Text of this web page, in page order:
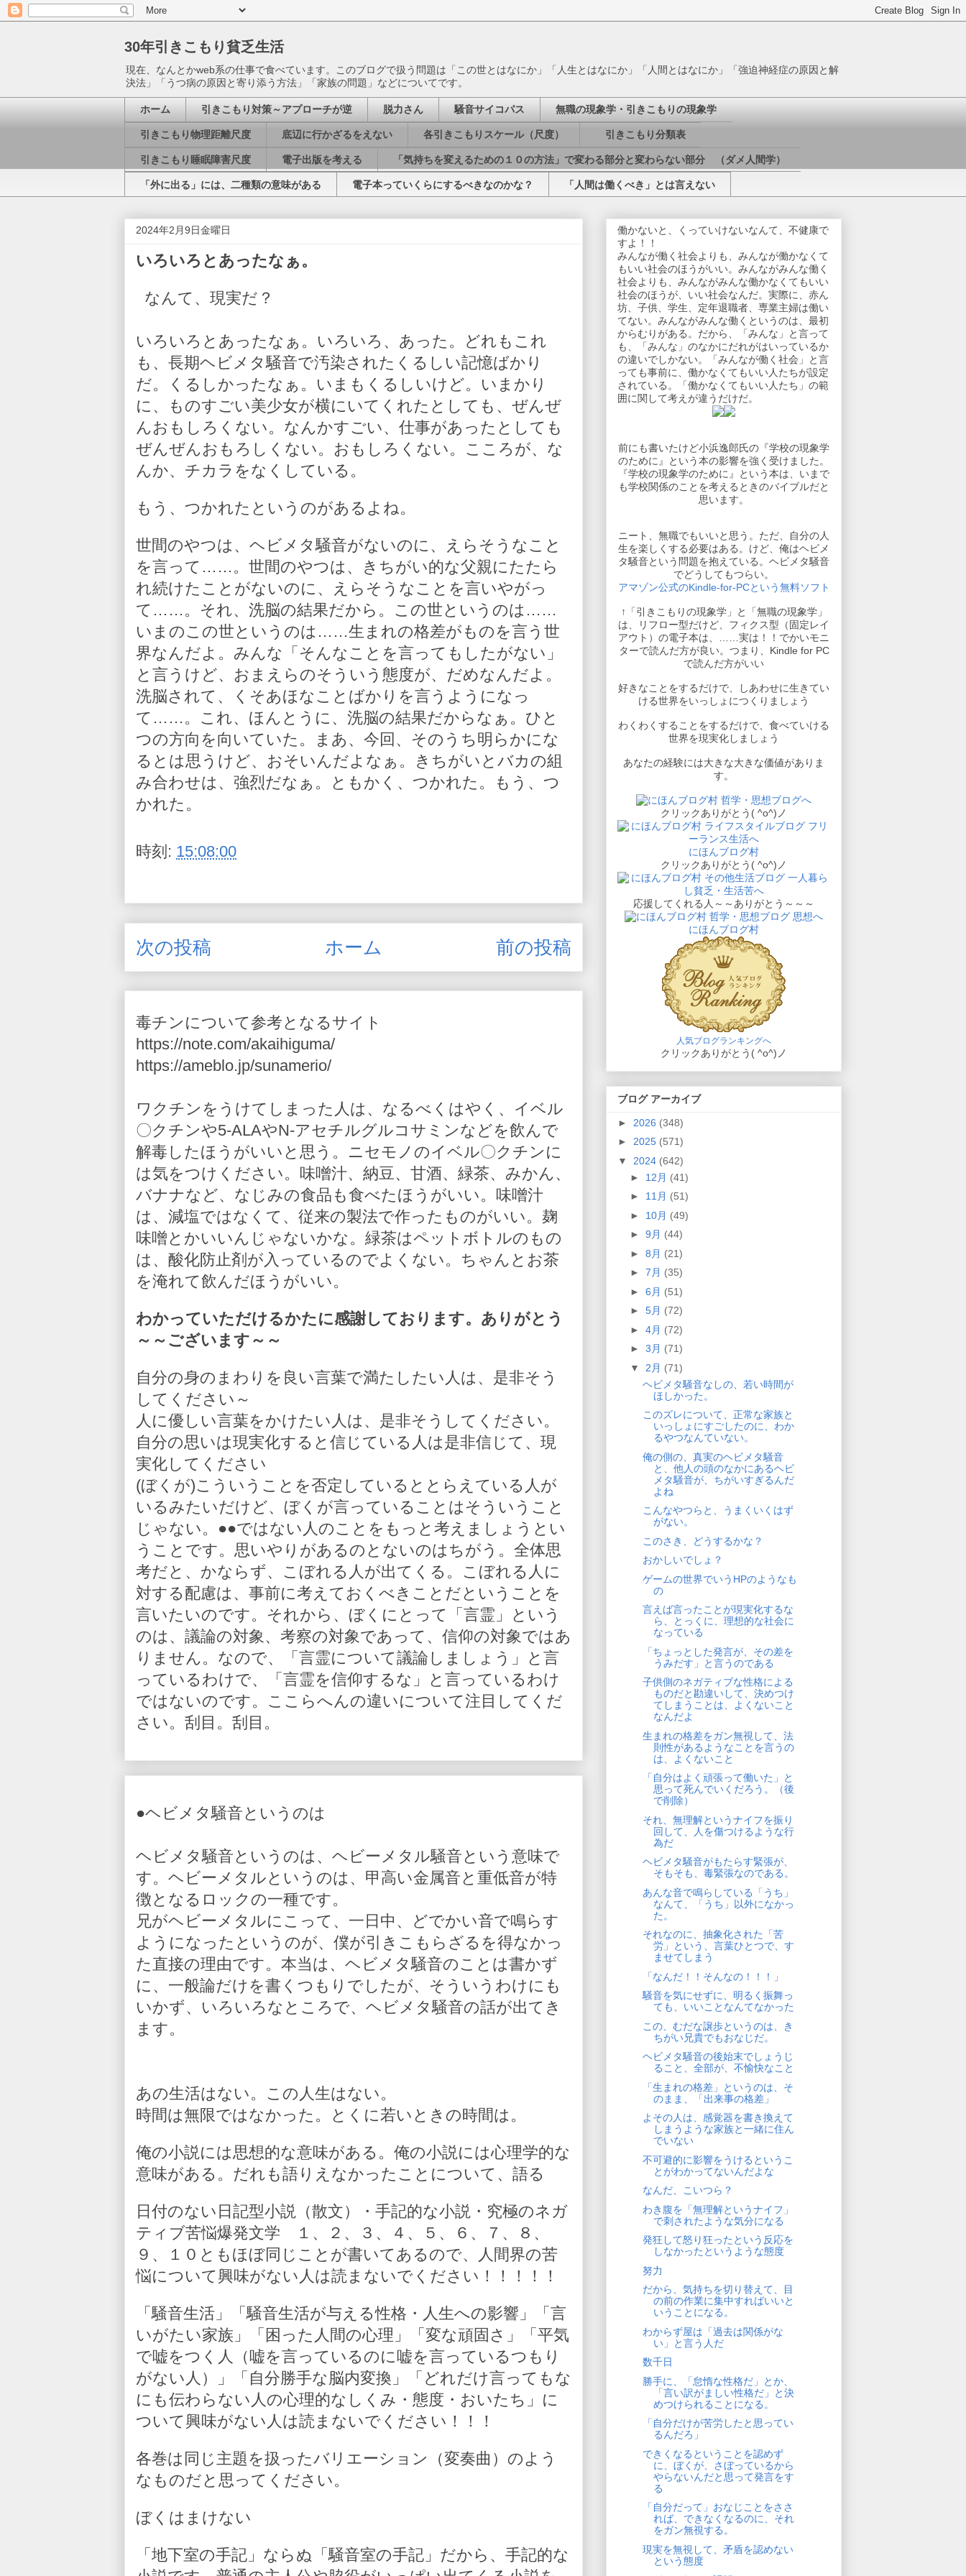
30年引きこもり貧乏生活
現在、なんとかweb系の仕事で食べています。このブログで扱う問題は「この世とはなにか」「人生とはなにか」「人間とはなにか」「強迫神経症の原因と解
決法」「うつ病の原因と寄り添う方法」「家族の問題」などについてです。
ホーム 引きこもり対策～アプローチが逆 脱力さん 騒音サイコパス 無職の現象学・引きこもりの現象学
引きこもり物理距離尺度 底辺に行かざるをえない 各引きこもりスケール（尺度） 引きこもり分類表
引きこもり睡眠障害尺度 電子出版を考える 「気持ちを変えるための１０の方法」で変わる部分と変わらない部分 （ダメ人間学）
「外に出る」には、二種類の意味がある 電子本っていくらにするべきなのかな？ 「人間は働くべき」とは言えない
2024年2月9日金曜日
いろいろとあったなぁ。
なんて、現実だ？
いろいろとあったなぁ。いろいろ、あった。どれもこれ
も、長期ヘビメタ騒音で汚染されたくるしい記憶ばかり
だ。くるしかったなぁ。いまもくるしいけど。いまかり
に、ものすごい美少女が横にいてくれたとしても、ぜんぜ
んおもしろくない。なんかすごい、仕事があったとしても
ぜんぜんおもろしくない。おもしろくない。こころが、な
んか、チカラをなくしている。
もう、つかれたというのがあるよね。
世間のやつは、ヘビメタ騒音がないのに、えらそうなこと
を言って……。世間のやつは、きちがい的な父親にたたら
れ続けたことがないのに、えらそうなことを言いやがっ
て……。それ、洗脳の結果だから。この世というのは……
いまのこの世というのは……生まれの格差がものを言う世
界なんだよ。みんな「そんなことを言ってもしたがない」
と言うけど、おまえらのそういう態度が、だめなんだよ。
洗脳されて、くそあほなことばかりを言うようになっ
て……。これ、ほんとうに、洗脳の結果だからなぁ。ひと
つの方向を向いていた。まあ、今回、そのうち明らかにな
るとは思うけど、おそいんだよなぁ。きちがいとバカの組
み合わせは、強烈だなぁ。ともかく、つかれた。もう、つ
かれた。
時刻: 15:08:00
次の投稿 前の投稿
ホーム
毒チンについて参考となるサイト
https://note.com/akaihiguma/
https://ameblo.jp/sunamerio/
ワクチンをうけてしまった人は、なるべくはやく、イベル
〇クチンや5-ALAやN-アセチルグルコサミンなどを飲んで
解毒したほうがいいと思う。ニセモノのイベル〇クチンに
は気をつけください。味噌汁、納豆、甘酒、緑茶、みかん、
バナナなど、なじみの食品も食べたほうがいい。味噌汁
は、減塩ではなくて、従来の製法で作ったものがいい。麹
味噌とかいいんじゃないかな。緑茶はペットボトルのもの
は、酸化防止剤が入っているのでよくない。ちゃんとお茶
を淹れて飲んだほうがいい。
わかっていただけるかたに感謝しております。ありがとう
～～ございます～～
自分の身のまわりを良い言葉で満たしたい人は、是非そう
してください～
人に優しい言葉をかけたい人は、是非そうしてください。
自分の思いは現実化すると信じている人は是非信じて、現
実化してください
(ぼくが)こういうことを否定しているととらえている人が
いるみたいだけど、ぼくが言っていることはそういうこと
じゃない。●●ではない人のことをもっと考えましょうとい
うことです。思いやりがあるのとないのはちがう。全体思
考だと、かならず、こぼれる人が出てくる。こぼれる人に
対する配慮は、事前に考えておくべきことだということを
言いたいのです。それから、ぼくにとって「言霊」という
のは、議論の対象、考察の対象であって、信仰の対象ではあ
りません。なので、「言霊について議論しましょう」と言
っているわけで、「言霊を信仰するな」と言っているわけ
ではないのです。ここらへんの違いについて注目してくだ
さい。刮目。刮目。
●ヘビメタ騒音というのは
ヘビメタ騒音というのは、ヘビーメタル騒音という意味で
す。ヘビーメタルというのは、甲高い金属音と重低音が特
徴となるロックの一種です。
兄がヘビーメタルにこって、一日中、どでかい音で鳴らす
ようになったというのが、僕が引きこもらざるを得なかっ
た直接の理由です。本当は、ヘビメタ騒音のことは書かず
に、一般論だけを書くつもりでしたが、そういうわけにも
いかず、いろいろなところで、ヘビメタ騒音の話が出てき
ます。
あの生活はない。この人生はない。
時間は無限ではなかった。とくに若いときの時間は。
俺の小説には思想的な意味がある。俺の小説には心理学的な
意味がある。だれも語りえなかったことについて、語る
日付のない日記型小説（散文）・手記的な小説・究極のネガ
ティブ苦悩爆発文学 １、２、３、４、５、６、７、８、
９、１０ともほぼ同じことが書いてあるので、人間界の苦
悩について興味がない人は読まないでください！！！！！
「騒音生活」「騒音生活が与える性格・人生への影響」「言
いがたい家族」「困った人間の心理」「変な頑固さ」「平気
で嘘をつく人（嘘を言っているのに嘘を言っているつもり
がない人）」「自分勝手な脳内変換」「どれだけ言ってもな
にも伝わらない人の心理的なしくみ・態度・おいたち」に
ついて興味がない人は読まないでください！！！
各巻は同じ主題を扱ったバリエーション（変奏曲）のよう
なものだと思ってください。
ぼくはまけない
「地下室の手記」ならぬ「騒音室の手記」だから、手記的な
働かないと、くっていけないなんて、不健康で
すよ！！
みんなが働く社会よりも、みんなが働かなくて
もいい社会のほうがいい。みんながみんな働く
社会よりも、みんながみんな働かなくてもいい
社会のほうが、いい社会なんだ。実際に、赤ん
坊、子供、学生、定年退職者、専業主婦は働い
てない。みんながみんな働くというのは、最初
からむりがある。だから、「みんな」と言って
も、「みんな」のなかにだれがはいっているか
の違いでしかない。「みんなが働く社会」と言
っても事前に、働かなくてもいい人たちが設定
されている。「働かなくてもいい人たち」の範
囲に関して考えが違うだけだ。
前にも書いたけど小浜逸郎氏の『学校の現象学
のために』という本の影響を強く受けました。
『学校の現象学のために』という本は、いまで
も学校関係のことを考えるときのバイブルだと
思います。
ニート、無職でもいいと思う。ただ、自分の人
生を楽しくする必要はある。けど、俺はヘビメ
タ騒音という問題を抱えている。ヘビメタ騒音
でどうしてもつらい。
アマゾン公式のKindle-for-PCという無料ソフト
↑「引きこもりの現象学」と「無職の現象学」
は、リフロー型だけど、フィクス型（固定レイ
アウト）の電子本は、……実は！！でかいモニ
ターで読んだ方が良い。つまり、Kindle for PC
で読んだ方がいい
好きなことをするだけで、しあわせに生きてい
ける世界をいっしょにつくりましょう
わくわくすることをするだけで、食べていける
世界を現実化しましょう
あなたの経験には大きな大きな価値がありま
す。
クリックありがとう( ^o^)ノ
にほんブログ村
クリックありがとう( ^o^)ノ
応援してくれる人～～ありがとう～～～
にほんブログ村
人気ブログランキングへ
クリックありがとう( ^o^)ノ
ブログ アーカイブ
► 2026 (348)
► 2025 (571)
▼ 2024 (642)
► 12月 (41)
► 11月 (51)
► 10月 (49)
► 9月 (44)
► 8月 (21)
► 7月 (35)
► 6月 (51)
► 5月 (72)
► 4月 (72)
► 3月 (71)
▼ 2月 (71)
ヘビメタ騒音なしの、若い時間が
ほしかった。
このズレについて、正常な家族と
いっしょにすごしたのに、わか
るやつなんていない。
俺の側の、真実のヘビメタ騒音
と、他人の頭のなかにあるヘビ
メタ騒音が、ちがいすぎるんだ
よね
こんなやつらと、うまくいくはず
がない。
このさき、どうするかな？
おかしいでしょ？
ゲームの世界でいうHPのようなも
の
言えば言ったことが現実化するな
ら、とっくに、理想的な社会に
なっている
「ちょっとした発言が、その差を
うみだす」と言うのである
子供側のネガティブな性格による
ものだと勘違いして、決めつけ
てしまうことは、よくないこと
なんだよ
生まれの格差をガン無視して、法
則性があるようなことを言うの
は、よくないこと
「自分はよく頑張って働いた」と
思って死んでいくだろう。（後
で削除）
それ、無理解というナイフを振り
回して、人を傷つけるような行
為だ
ヘビメタ騒音がもたらす緊張が、
そもそも、毒緊張なのである。
あんな音で鳴らしている「うち」
なんて、「うち」以外になかっ
た。
それなのに、抽象化された「苦
労」という、言葉ひとつで、す
ませてしまう
「なんだ！！そんなの！！！」
騒音を気にせずに、明るく振舞っ
ても、いいことなんてなかった
この、むだな譲歩というのは、き
ちがい兄貴でもおなじだ。
ヘビメタ騒音の後始末でしょうじ
ること、全部が、不愉快なこと
「生まれの格差」というのは、そ
のまま、「出来事の格差」
よその人は、感覚器を書き換えて
しまうような家族と一緒に住ん
でいない
不可避的に影響をうけるというこ
とがわかってないんだよな
なんだ、こいつら？
わき腹を「無理解というナイフ」
で刺されたような気分になる
発狂して怒り狂ったという反応を
しなかったというような態度
努力
だから、気持ちを切り替えて、目
の前の作業に集中すればいいと
いうことになる。
わからず屋は「過去は関係がな
い」と言う人だ
数千日
勝手に、「怠惰な性格だ」とか、
「言い訳がましい性格だ」と決
めつけられることになる。
「自分だけが苦労したと思ってい
るんだろ」
できくなるということを認めず
に、ぼくが、さぼっているから
やらないんだと思って発言をす
る
「自分だって」おなじことをささ
れば、できなくなるのに、それ
をガン無視する。
現実を無視して、矛盾を認めない
という態度